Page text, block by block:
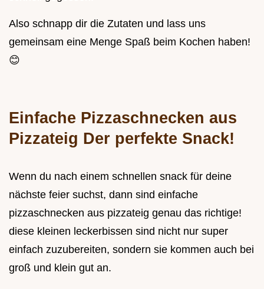
Also schnapp dir die Zutaten und lass uns
gemeinsam eine Menge Spaß beim Kochen haben!
😊
Einfache Pizzaschnecken aus
Pizzateig Der perfekte Snack!
Wenn du nach einem schnellen snack für deine
nächste feier suchst, dann sind einfache
pizzaschnecken aus pizzateig genau das richtige!
diese kleinen leckerbissen sind nicht nur super
einfach zuzubereiten, sondern sie kommen auch bei
groß und klein gut an.